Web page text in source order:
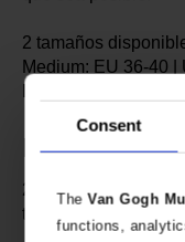
Consent
TheVan Gogh
functions,
2 tamaños
Medium: EU 36-40
2 tamaños
tu talla.